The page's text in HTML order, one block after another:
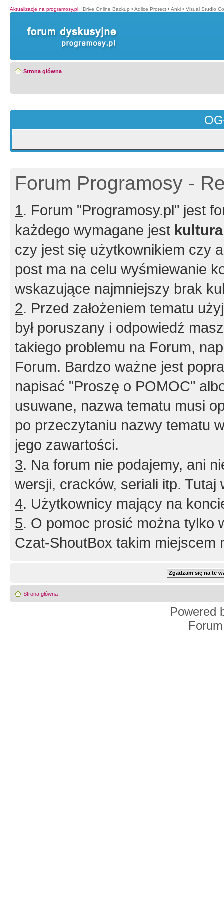
Aktualizacje na programosy.pl: IDrive Online Backup • Adlice Protect • Anki • Visual Studio
Strona główna
Forum Programosy -
1. Forum "Programosy.pl" jest
każdego wymagane jest
czy jest się użytkownikiem czy
post ma na celu wyśmiewanie
wskazujące najmniejszy brak
2. Przed założeniem tematu
był poruszany i odpowiedź
takiego problemu na Forum,
Forum. Bardzo ważne jest
napisać "Proszę o POMOC"
usuwane, nazwa tematu musi
po przeczytaniu nazwy tematu
jego zawartości.
3. Na forum nie podajemy, ani
wersji, cracków, seriali itp. Tutaj
4. Użytkownicy mający na
5. O pomoc prosić można tylko
Czat-ShoutBox takim miejscem
Strona główna
Powered